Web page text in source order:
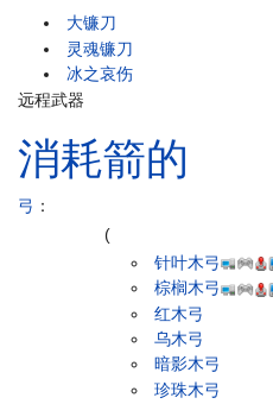
大镰刀
灵魂镰刀
冰之哀伤
远程武器
消耗箭的
弓 ：
(
针叶木弓
棕榈木弓
红木弓
乌木弓
暗影木弓
珍珠木弓